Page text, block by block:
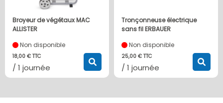
Broyeur de végétaux MAC
ALLISTER
Non disponible
18,00 € TTC
/ 1 journée
Tronçonneuse électrique
sans fil ERBAUER
Non disponible
25,00 € TTC
/ 1 journée